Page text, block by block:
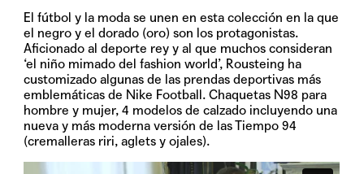
El fútbol y la moda se unen en esta colección en la que
el negro y el dorado (oro) son los protagonistas.
Aficionado al deporte rey y al que muchos consideran
‘el niño mimado del fashion world’, Rousteing ha
customizado algunas de las prendas deportivas más
emblemáticas de Nike Football.Chaquetas N98 para
hombre y mujer, 4 modelos de calzado incluyendo una
nueva y más moderna versión de lasTiempo 94
(cremalleras riri, aglets y ojales).